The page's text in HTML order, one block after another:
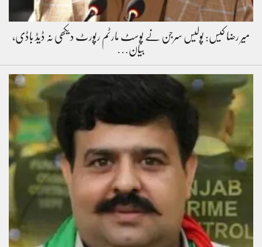
میر رضا کیس: پولیس سرجن نے پوسٹ مارٹم رپورٹ دیکھی نہ ڈیڈ باڈی،
بیان…